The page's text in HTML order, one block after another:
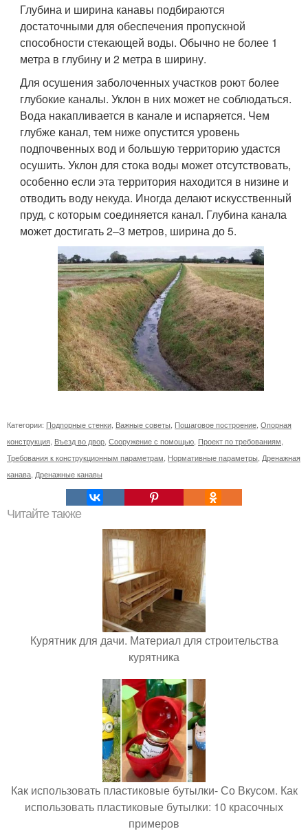
Глубина и ширина канавы подбираются
достаточными для обеспечения пропускной
способности стекающей воды. Обычно не более 1
метра в глубину и 2 метра в ширину.
Для осушения заболоченных участков роют более
глубокие каналы. Уклон в них может не соблюдаться.
Вода накапливается в канале и испаряется. Чем
глубже канал, тем ниже опустится уровень
подпочвенных вод и большую территорию удастся
осушить. Уклон для стока воды может отсутствовать,
особенно если эта территория находится в низине и
отводить воду некуда. Иногда делают искусственный
пруд, с которым соединяется канал. Глубина канала
может достигать 2–3 метров, ширина до 5.
Категории: Подпорные стенки, Важные советы, Пошаговое построение, Опорная
конструкция, Въезд во двор, Сооружение с помощью, Проект по требованиям,
Требования к конструкционным параметрам, Нормативные параметры, Дренажная
канава, Дренажные канавы
Читайте также
Курятник для дачи. Материал для строительства
курятника
Как использовать пластиковые бутылки- Со Вкусом. Как
использовать пластиковые бутылки: 10 красочных
примеров